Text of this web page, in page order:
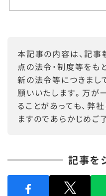
本記事の内容は、記
点の法令・制度等をも
新の法令等につきまし
願いいたします。万が
ることがあっても、弊
ますのであらかじめご
記事を